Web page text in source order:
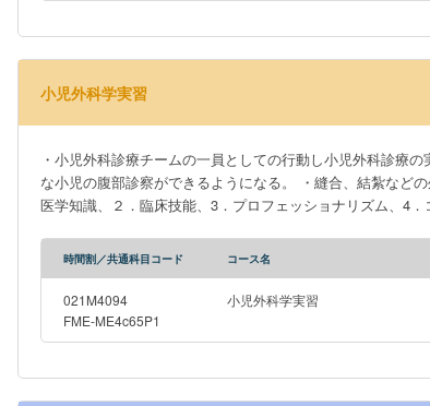
小児外科学実習
・小児外科診療チームの一員としての行動し小児外科診療
な小児の腹部診察ができるようになる。 ・縫合、結紮などの外科的基本手技を習得する
医学知識、２．臨床技能、3．プロフェッショナリズム、4
時間割／共通科目コード コース名
021M4094
FME-ME4c65P1
小児外科学実習